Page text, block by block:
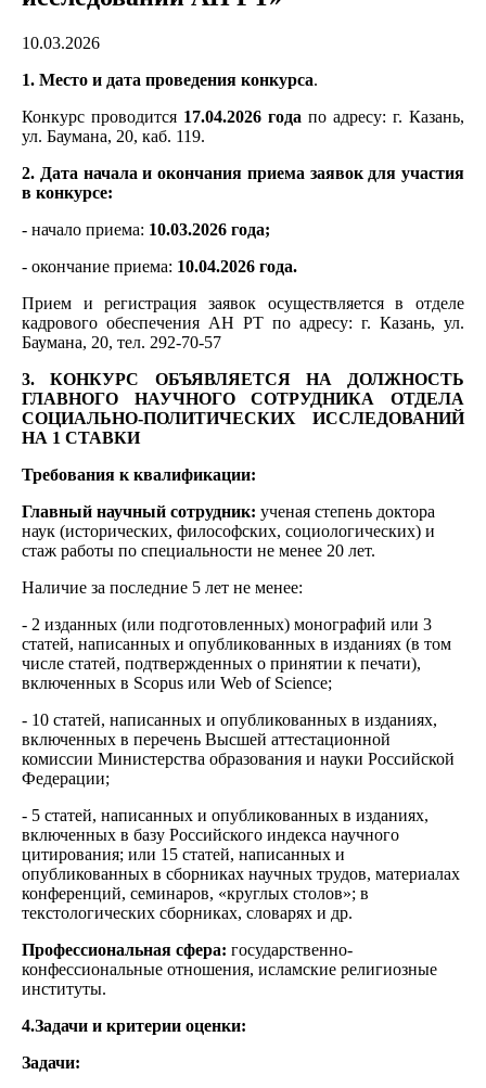
10.03.2026
1. Место и дата проведения конкурса.
Конкурс проводится 17.04.2026 года по адресу: г. Казань,
ул. Баумана, 20, каб. 119.
2. Дата начала и окончания приема заявок для участия
в конкурсе:
- начало приема: 10.03.2026 года;
- окончание приема: 10.04.2026 года.
Прием и регистрация заявок осуществляется в отделе
кадрового обеспечения АН РТ по адресу: г. Казань, ул.
Баумана, 20, тел. 292-70-57
3. КОНКУРС ОБЪЯВЛЯЕТСЯ НА ДОЛЖНОСТЬ
ГЛАВНОГО НАУЧНОГО СОТРУДНИКА ОТДЕЛА
СОЦИАЛЬНО-ПОЛИТИЧЕСКИХ ИССЛЕДОВАНИЙ
НА 1 СТАВКИ
Требования к квалификации:
Главный научный сотрудник: ученая степень доктора
наук (исторических, философских, социологических) и
стаж работы по специальности не менее 20 лет.
Наличие за последние 5 лет не менее:
- 2 изданных (или подготовленных) монографий или 3
статей, написанных и опубликованных в изданиях (в том
числе статей, подтвержденных о принятии к печати),
включенных в Scopus или Web of Science;
- 10 статей, написанных и опубликованных в изданиях,
включенных в перечень Высшей аттестационной
комиссии Министерства образования и науки Российской
Федерации;
- 5 статей, написанных и опубликованных в изданиях,
включенных в базу Российского индекса научного
цитирования; или 15 статей, написанных и
опубликованных в сборниках научных трудов, материалах
конференций, семинаров, «круглых столов»; в
текстологических сборниках, словарях и др.
Профессиональная сфера: государственно-
конфессиональные отношения, исламские религиозные
институты.
4.Задачи и критерии оценки:
Задачи: